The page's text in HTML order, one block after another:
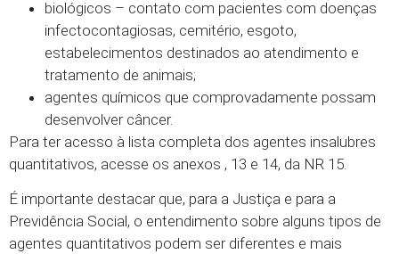
biológicos – contato com pacientes com doenças
infectocontagiosas, cemitério, esgoto,
estabelecimentos destinados ao atendimento e
tratamento de animais;
agentes químicos que comprovadamente possam
desenvolver câncer.
Para ter acesso à lista completa dos agentes insalubres
quantitativos, acesse os anexos , 13 e 14, da NR 15.
É importante destacar que, para a Justiça e para a
Previdência Social, o entendimento sobre alguns tipos de
agentes quantitativos podem ser diferentes e mais